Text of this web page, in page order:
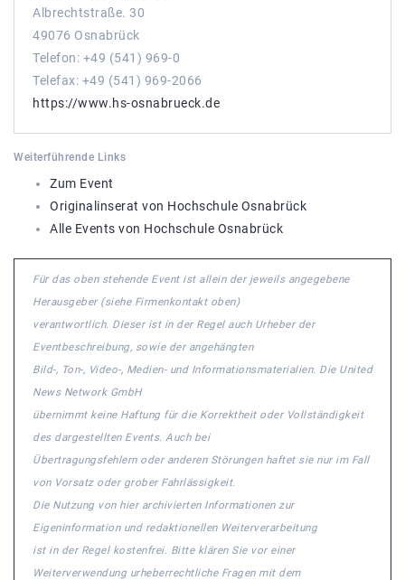
Albrechtstraße. 30
49076 Osnabrück
Telefon: +49 (541) 969-0
Telefax: +49 (541) 969-2066
https://www.hs-osnabrueck.de
Weiterführende Links
Zum Event
Originalinserat von Hochschule Osnabrück
Alle Events von Hochschule Osnabrück
Für das oben stehende Event ist allein der jeweils angegebene
Herausgeber (siehe Firmenkontakt oben)
verantwortlich. Dieser ist in der Regel auch Urheber der
Eventbeschreibung, sowie der angehängten
Bild-, Ton-, Video-, Medien- und Informationsmaterialien. Die United
News Network GmbH
übernimmt keine Haftung für die Korrektheit oder Vollständigkeit
des dargestellten Events. Auch bei
Übertragungsfehlern oder anderen Störungen haftet sie nur im Fall
von Vorsatz oder grober Fahrlässigkeit.
Die Nutzung von hier archivierten Informationen zur
Eigeninformation und redaktionellen Weiterverarbeitung
ist in der Regel kostenfrei. Bitte klären Sie vor einer
Weiterverwendung urheberrechtliche Fragen mit dem